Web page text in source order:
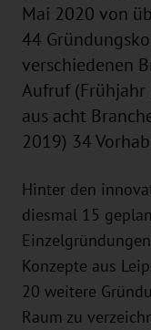
Mai 2020 von
44
verschiedenen
Aufruf (Frühjahr
aus acht
2019) 34
Hinter den
diesmal 15
Konzepte aus
20 weitere
Raum zu